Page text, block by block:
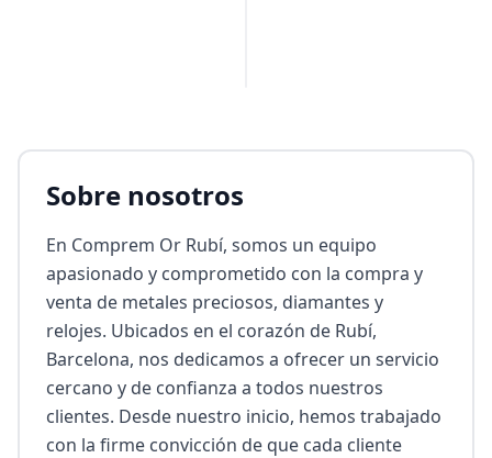
Sobre nosotros
En Comprem Or Rubí, somos un equipo
apasionado y comprometido con la compra y
venta de metales preciosos, diamantes y
relojes. Ubicados en el corazón de Rubí,
Barcelona, nos dedicamos a ofrecer un servicio
cercano y de confianza a todos nuestros
clientes. Desde nuestro inicio, hemos trabajado
con la firme convicción de que cada cliente